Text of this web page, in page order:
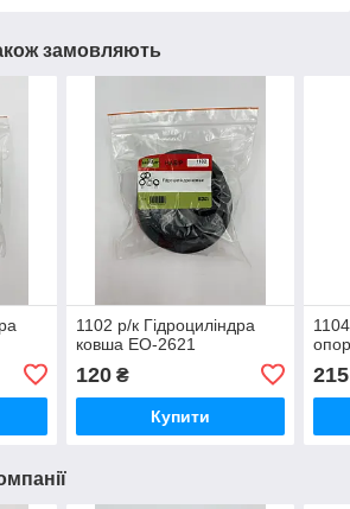
замовляють
1102 р/к Гідроциліндра
ковша ЕО-2621
120₴
Купити
215